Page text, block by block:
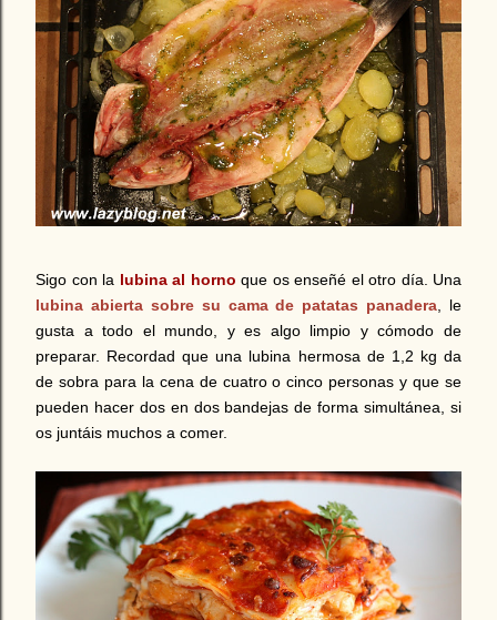
Sigo con la lubina al horno que os enseñé el otro día. Una
lubina abierta sobre su cama de patatas panadera , le
gusta a todo el mundo, y es algo limpio y cómodo de
preparar. Recordad que una lubina hermosa de 1,2 kg da
de sobra para la cena de cuatro o cinco personas y que se
pueden hacer dos en dos bandejas de forma simultánea, si
os juntáis muchos a comer.